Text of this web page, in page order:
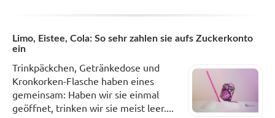
Limo, Eistee, Cola: So sehr zahlen sie aufs Zuckerkonto
ein
Trinkpäckchen, Getränkedose und
Kronkorken-Flasche haben eines
gemeinsam: Haben wir sie einmal
geöffnet, trinken wir sie meist leer....